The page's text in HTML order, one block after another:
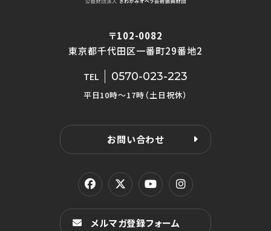
〒102-0082
東京都千代田区一番町29番地2
TEL 0570-023-223
平日10時〜17時（土日祝休）
お問い合わせ
メルマガ登録フォーム